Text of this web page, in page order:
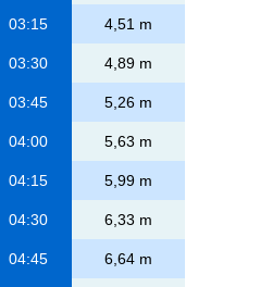
03:15 4,51 m
03:30 4,89 m
03:45 5,26 m
04:00 5,63 m
04:15 5,99 m
04:30 6,33 m
04:45 6,64 m